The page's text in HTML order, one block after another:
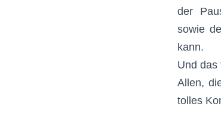
der
sowie
kann.
Und das
Allen,
tolles